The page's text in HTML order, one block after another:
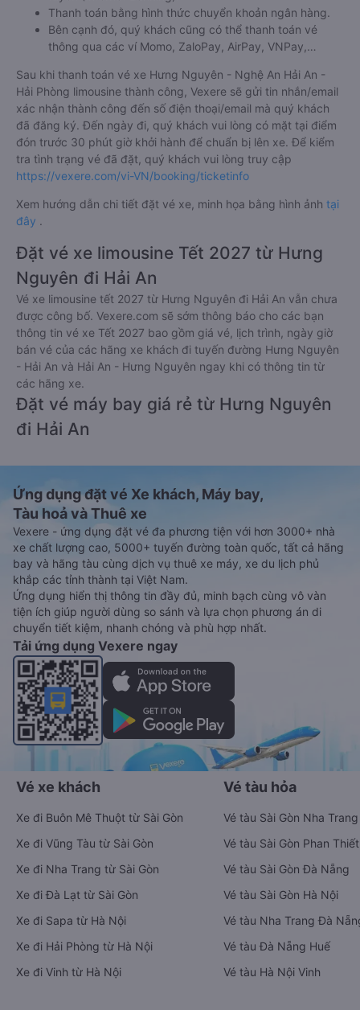
Thanh toán bằng hình thức chuyển khoản ngân hàng.
Bên cạnh đó, quý khách cũng có thể thanh toán vé
thông qua các ví Momo, ZaloPay, AirPay, VNPay,…
Sau khi thanh toán vé xe Hưng Nguyên - Nghệ An Hải An -
Hải Phòng limousine thành công, Vexere sẽ gửi tin nhắn/email
xác nhận thành công đến số điện thoại/email mà quý khách
đã đăng ký. Đến ngày đi, quý khách vui lòng có mặt tại điểm
đón trước 30 phút giờ khởi hành để chuẩn bị lên xe. Để kiểm
tra tình trạng vé đã đặt, quý khách vui lòng truy cập
https://vexere.com/vi-VN/booking/ticketinfo
Xem hướng dẫn chi tiết đặt vé xe, minh họa bằng hình ảnh tại
đây .
Đặt vé xe limousine Tết 2027 từ Hưng
Nguyên đi Hải An
Vé xe limousine tết 2027 từ Hưng Nguyên đi Hải An vẫn chưa
được công bố. Vexere.com sẽ sớm thông báo cho các bạn
thông tin vé xe Tết 2027 bao gồm giá vé, lịch trình, ngày giờ
bán vé của các hãng xe khách đi tuyến đường Hưng Nguyên
- Hải An và Hải An - Hưng Nguyên ngay khi có thông tin từ
các hãng xe.
Đặt vé máy bay giá rẻ từ Hưng Nguyên
đi Hải An
Ứng dụng đặt vé Xe khách, Máy bay,
Tàu hoả và Thuê xe
Vexere - ứng dụng đặt vé đa phương tiện với hơn 3000+ nhà
xe chất lượng cao, 5000+ tuyến đường toàn quốc, tất cả hãng
bay và hãng tàu cùng dịch vụ thuê xe máy, xe du lịch phủ
khắp các tỉnh thành tại Việt Nam.
Ứng dụng hiển thị thông tin đầy đủ, minh bạch cùng vô vàn
tiện ích giúp người dùng so sánh và lựa chọn phương án di
chuyển tiết kiệm, nhanh chóng và phù hợp nhất.
Tải ứng dụng Vexere ngay
Vé xe khách
Xe đi Buôn Mê Thuột từ Sài Gòn
Xe đi Vũng Tàu từ Sài Gòn
Xe đi Nha Trang từ Sài Gòn
Xe đi Đà Lạt từ Sài Gòn
Xe đi Sapa từ Hà Nội
Xe đi Hải Phòng từ Hà Nội
Xe đi Vinh từ Hà Nội
Vé tàu hỏa
Vé tàu Sài Gòn Nha Trang
Vé tàu Sài Gòn Phan Thiết
Vé tàu Sài Gòn Đà Nẵng
Vé tàu Sài Gòn Hà Nội
Vé tàu Nha Trang Đà
Vé tàu Đà Nẵng Huế
Vé tàu Hà Nội Vinh